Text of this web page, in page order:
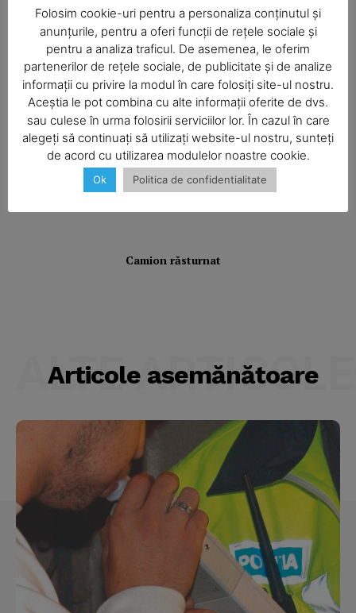
SUBSCRIBE NOW
Company
I-aţi văzut?
Balcon în flăcări într-un bloc din
Mărăţei
Din cauza unei lumânări
nesupravegheate, o bătrână a rămas
fără casă
Camion răsturnat
Articole asemănătoare
ALTE ARTICOLE
Folosim cookie-uri pentru a personaliza conținutul și
anunțurile, pentru a oferi funcții de rețele sociale și
pentru a analiza traficul. De asemenea, le oferim
partenerilor de rețele sociale, de publicitate și de analize
informații cu privire la modul în care folosiți site-ul nostru.
Aceștia le pot combina cu alte informații oferite de dvs.
sau culese în urma folosirii serviciilor lor. În cazul în care
alegeți să continuați să utilizați website-ul nostru, sunteți
de acord cu utilizarea modulelor noastre cookie.
Ok Politica de confidentialitate